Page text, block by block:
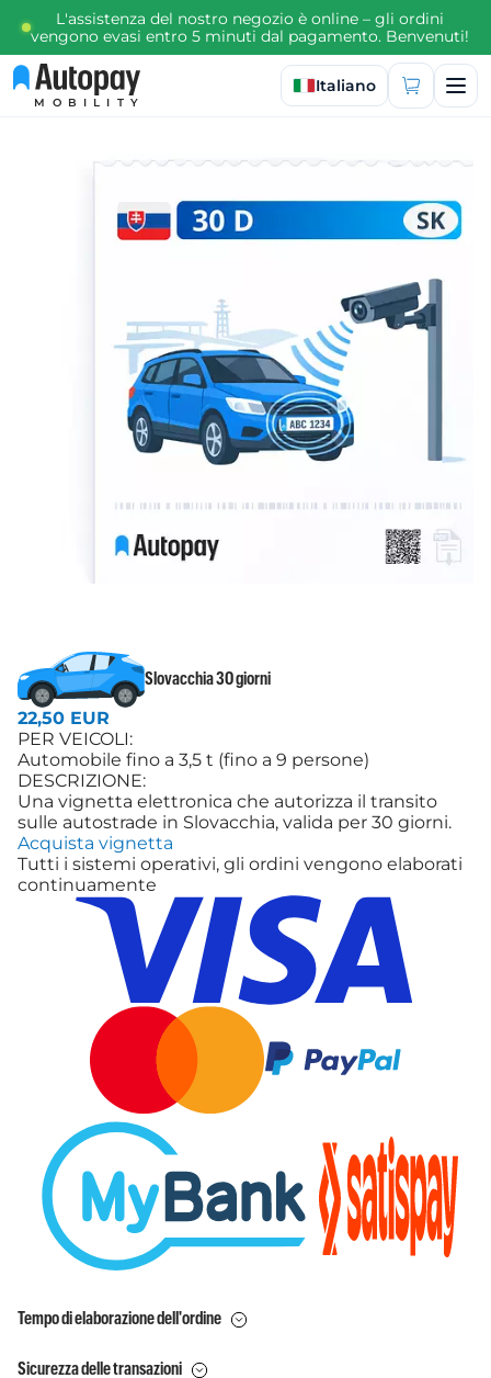
L'assistenza del nostro negozio è online – gli ordini
vengono evasi entro 5 minuti dal pagamento. Benvenuti!
MOBILITY
Seleziona lingua
Italiano
Slovacchia 30 giorni
22,50 EUR
PER VEICOLI:
Automobile fino a 3,5 t (fino a 9 persone)
DESCRIZIONE:
Una vignetta elettronica che autorizza il transito
sulle autostrade in Slovacchia, valida per 30 giorni.
Acquista vignetta
Tutti i sistemi operativi, gli ordini vengono elaborati
continuamente
Tempo di elaborazione dell'ordine
Sicurezza delle transazioni